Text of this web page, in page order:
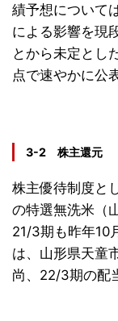
績予想について
による影響を現
とから未定とし
点で速やかに公
3-2 株主還元
株主優待制度と
の特選無洗米（
21/3期も昨年10
は、山形県天童
尚、22/3期の配